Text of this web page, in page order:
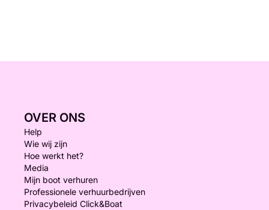
OVER ONS
Help
Wie wij zijn
Hoe werkt het?
Media
Mijn boot verhuren
Professionele verhuurbedrijven
Privacybeleid Click&Boat